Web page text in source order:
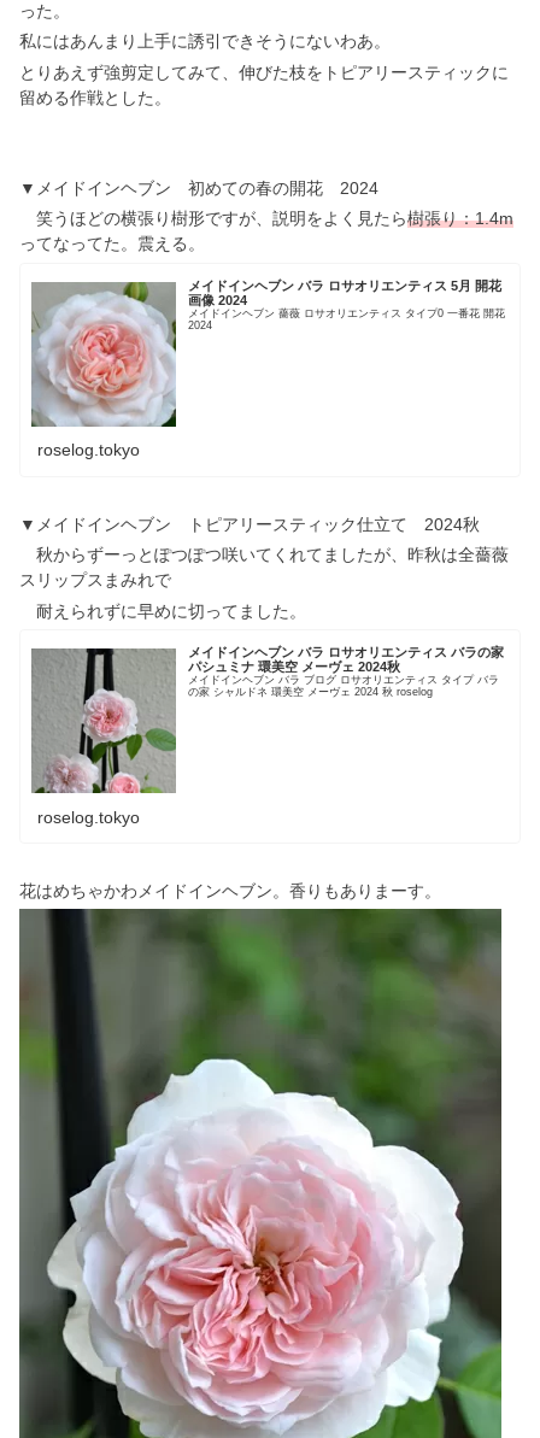
った。
私にはあんまり上手に誘引できそうにないわあ。
とりあえず強剪定してみて、伸びた枝をトピアリースティックに
留める作戦とした。
▼メイドインヘブン 初めての春の開花 2024
笑うほどの横張り樹形ですが、説明をよく見たら樹張り：1.4m
ってなってた。震える。
メイドインヘブン バラ ロサオリエンティス 5月 開花
画像 2024
メイドインヘブン 薔薇 ロサオリエンティス タイプ0 一番花 開花
2024
roselog.tokyo
▼メイドインヘブン トピアリースティック仕立て 2024秋
秋からずーっとぽつぽつ咲いてくれてましたが、昨秋は全薔薇
スリップスまみれで
耐えられずに早めに切ってました。
メイドインヘブン バラ ロサオリエンティス バラの家
パシュミナ 環美空 メーヴェ 2024秋
メイドインヘブン バラ ブログ ロサオリエンティス タイプ バラ
の家 シャルドネ 環美空 メーヴェ 2024 秋 roselog
roselog.tokyo
花はめちゃかわメイドインヘブン。香りもありまーす。